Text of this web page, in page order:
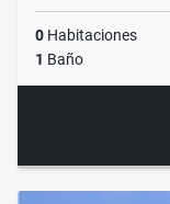
0 Habitaciones
1 Baño